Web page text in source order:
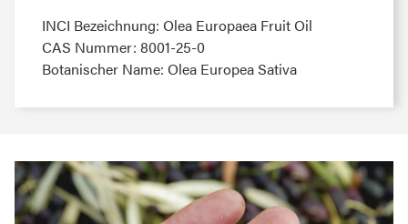
INCI Bezeichnung: Olea Europaea Fruit Oil
CAS Nummer: 8001-25-0
Botanischer Name: Olea Europea Sativa